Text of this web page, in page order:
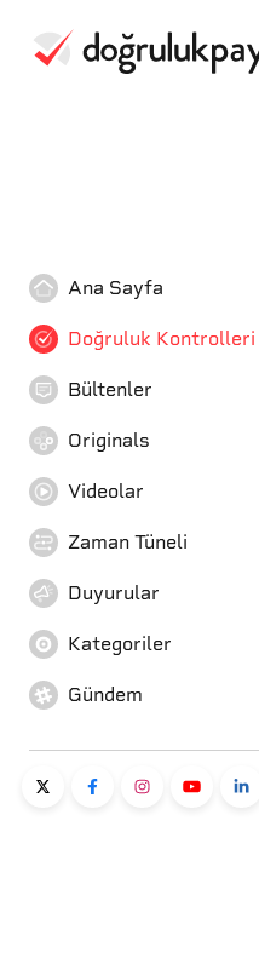
Ana Sayfa
Doğruluk Kontrolleri
Bültenler
Originals
Videolar
Zaman Tüneli
Duyurular
Kategoriler
Gündem